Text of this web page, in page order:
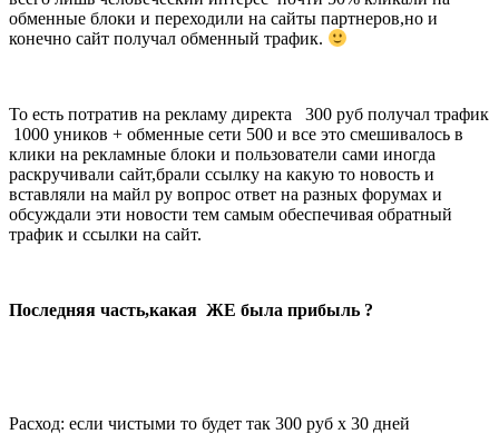
обменные блоки и переходили на сайты партнеров,но и
конечно сайт получал обменный трафик.
То есть потратив на рекламу директа 300 руб получал трафик
1000 уников + обменные сети 500 и все это смешивалось в
клики на рекламные блоки и пользователи сами иногда
раскручивали сайт,брали ссылку на какую то новость и
вставляли на майл ру вопрос ответ на разных форумах и
обсуждали эти новости тем самым обеспечивая обратный
трафик и ссылки на сайт.
Последняя часть,какая ЖЕ была прибыль ?
Расход: если чистыми то будет так 300 руб x 30 дней